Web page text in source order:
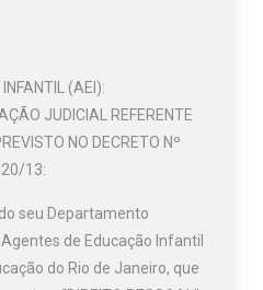
(AEI):
JUDICIAL REFERENTE
NO DECRETO Nº
13:
seu Departamento
de Educação Infantil
do Rio de Janeiro, que